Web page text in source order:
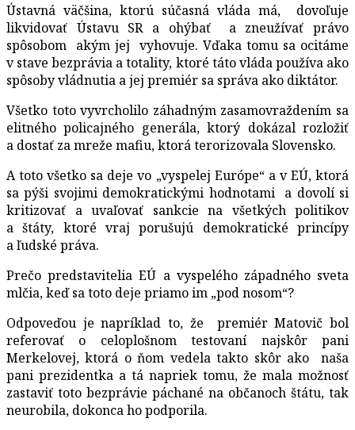
Ústavná väčšina, ktorú súčasná vláda má, dovoľuje
likvidovať Ústavu SR a ohýbať a zneužívať právo
spôsobom akým jej vyhovuje. Vďaka tomu sa ocitáme
v stave bezprávia a totality, ktoré táto vláda používa ako
spôsoby vládnutia a jej premiér sa správa ako diktátor.
Všetko toto vyvrcholilo záhadným zasamovraždením sa
elitného policajného generála, ktorý dokázal rozložiť
a dostať za mreže mafiu, ktorá terorizovala Slovensko.
A toto všetko sa deje vo „vyspelej Európe“ a v EÚ, ktorá
sa pýši svojimi demokratickými hodnotami a dovolí si
kritizovať a uvaľovať sankcie na všetkých politikov
a štáty, ktoré vraj porušujú demokratické princípy
a ľudské práva.
Prečo predstavitelia EÚ a vyspelého západného sveta
mlčia, keď sa toto deje priamo im „pod nosom“?
Odpoveďou je napríklad to, že premiér Matovič bol
referovať o celoplošnom testovaní najskôr pani
Merkelovej, ktorá o ňom vedela takto skôr ako naša
pani prezidentka a tá napriek tomu, že mala možnosť
zastaviť toto bezprávie páchané na občanoch štátu, tak
neurobila, dokonca ho podporila.